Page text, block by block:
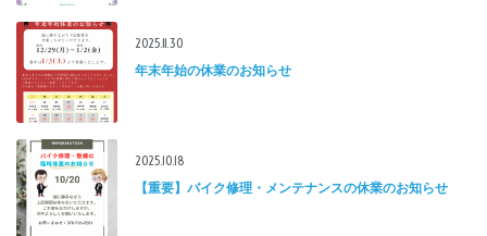
2025.11.30
年末年始の休業のお知らせ
2025.10.18
【重要】バイク修理・メンテナンスの休業のお知らせ